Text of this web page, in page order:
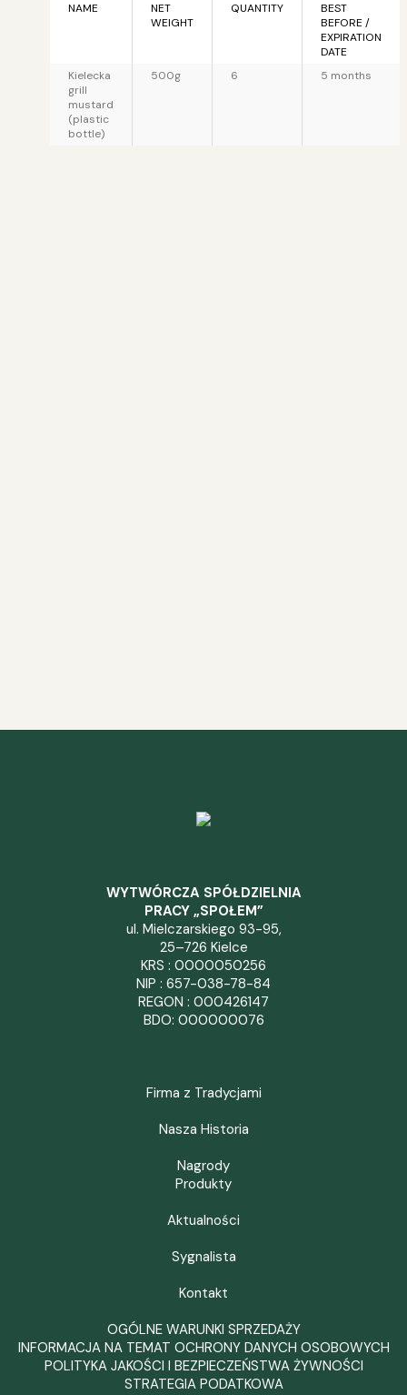
NAME
NET
WEIGHT
QUANTITY
BEST
BEFORE /
EXPIRATION
DATE
Kielecka
grill
mustard
(plastic
bottle)
500g 6 5 months
WYTWÓRCZA SPÓŁDZIELNIA
PRACY „SPOŁEM”
ul. Mielczarskiego 93-95,
25–726 Kielce
KRS : 0000050256
NIP : 657-038-78-84
REGON : 000426147
BDO: 000000076
Firma z Tradycjami
Nasza Historia
Nagrody
Produkty
Aktualności
Sygnalista
Kontakt
OGÓLNE WARUNKI SPRZEDAŻY
INFORMACJA NA TEMAT OCHRONY DANYCH OSOBOWYCH
POLITYKA JAKOŚCI I BEZPIECZEŃSTWA ŻYWNOŚCI
STRATEGIA PODATKOWA